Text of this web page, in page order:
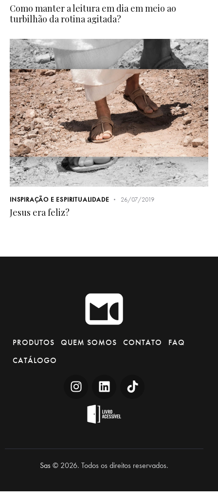
Como manter a leitura em dia em meio ao
turbilhão da rotina agitada?
INSPIRAÇÃO E ESPIRITUALIDADE 26/07/2019
Jesus era feliz?
PRODUTOS QUEM SOMOS CONTATO
FAQ
CATÁLOGO
Sas© 2026. Todos os direitos reservados.